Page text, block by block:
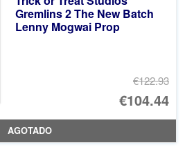
Gremlins 2 The New Batch
Lenny Mogwai Prop
€122.93
El
€104.44
El
AGOTADO